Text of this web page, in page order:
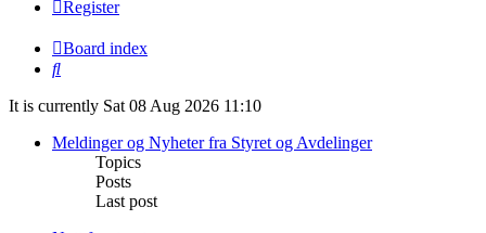
Register
Board index
Search
It is currently Sat 08 Aug 2026 11:10
Meldinger og Nyheter fra Styret og Avdelinger
Topics
Posts
Last post